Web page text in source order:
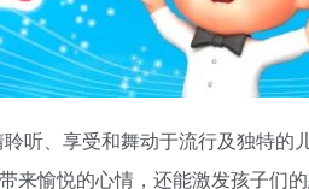
听、享受和舞动于流行及独特的
来愉悦的心情，还能激发孩子们